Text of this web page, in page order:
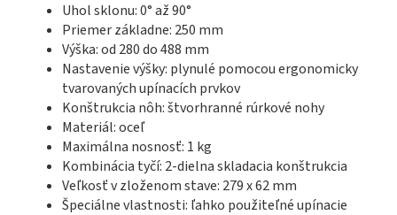
Uhol sklonu: 0° až 90°
Priemer základne: 250 mm
Výška: od 280 do 488 mm
Nastavenie výšky: plynulé pomocou ergonomicky
tvarovaných upínacích prvkov
Konštrukcia nôh: štvorhranné rúrkové nohy
Materiál: oceľ
Maximálna nosnosť: 1 kg
Kombinácia tyčí: 2-dielna skladacia konštrukcia
Veľkosť v zloženom stave: 279 x 62 mm
Špeciálne vlastnosti: ľahko použiteľné upínacie